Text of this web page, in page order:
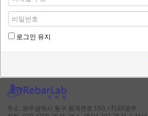
로그인 유지
주소. 광주광역시 동구 동계천로 150, I-PLEX광주